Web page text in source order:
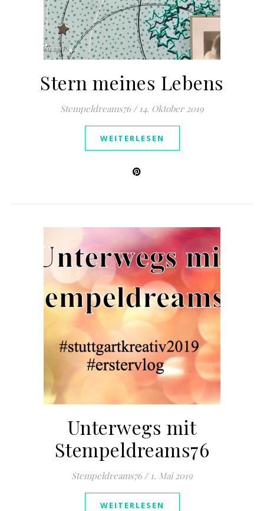
Stern meines Lebens
Stempeldreams76 / 14. Oktober 2019
WEITERLESEN
Unterwegs mit
Stempeldreams76
Stempeldreams76 / 1. Mai 2019
WEITERLESEN